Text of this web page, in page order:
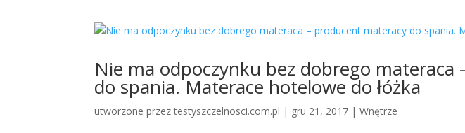
Nie ma odpoczynku bez dobrego
do spania. Materace hotelowe do łóżka
utworzone przeztestyszczelnosci.com.pl | gru 21, 2017 |Wnętrze